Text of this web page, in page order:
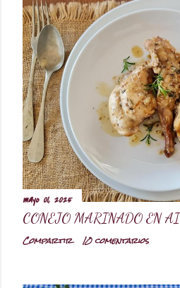
mayo 01, 2025
CONEJO MARINADO EN
Compartir
10 comentarios